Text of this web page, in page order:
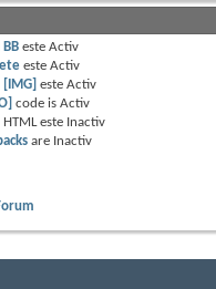
esteActiv
esteActiv
[IMG] esteActiv
code isActiv
este Inactiv
are Inactiv